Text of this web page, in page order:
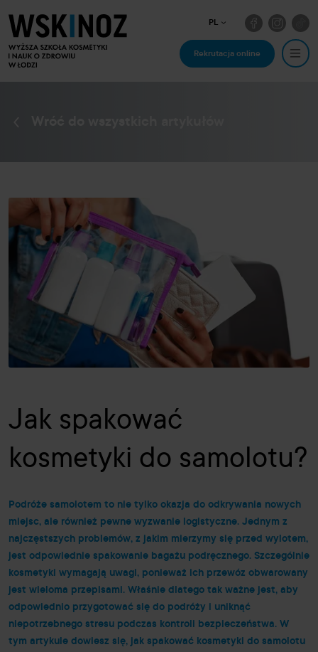
PL
Rekrutacja online
Jak spakować
kosmetyki do samolotu?
Podróże samolotem to nie tylko okazja do odkrywania nowych
miejsc, ale również pewne wyzwanie logistyczne. Jednym z
najczęstszych problemów, z jakim mierzymy się przed wylotem,
jest odpowiednie spakowanie bagażu podręcznego. Szczególnie
kosmetyki wymagają uwagi, ponieważ ich przewóz obwarowany
jest wieloma przepisami. Właśnie dlatego tak ważne jest, aby
odpowiednio przygotować się do podróży i uniknąć
niepotrzebnego stresu podczas kontroli bezpieczeństwa. W
tym artykule dowiesz się, jak spakować kosmetyki do samolotu